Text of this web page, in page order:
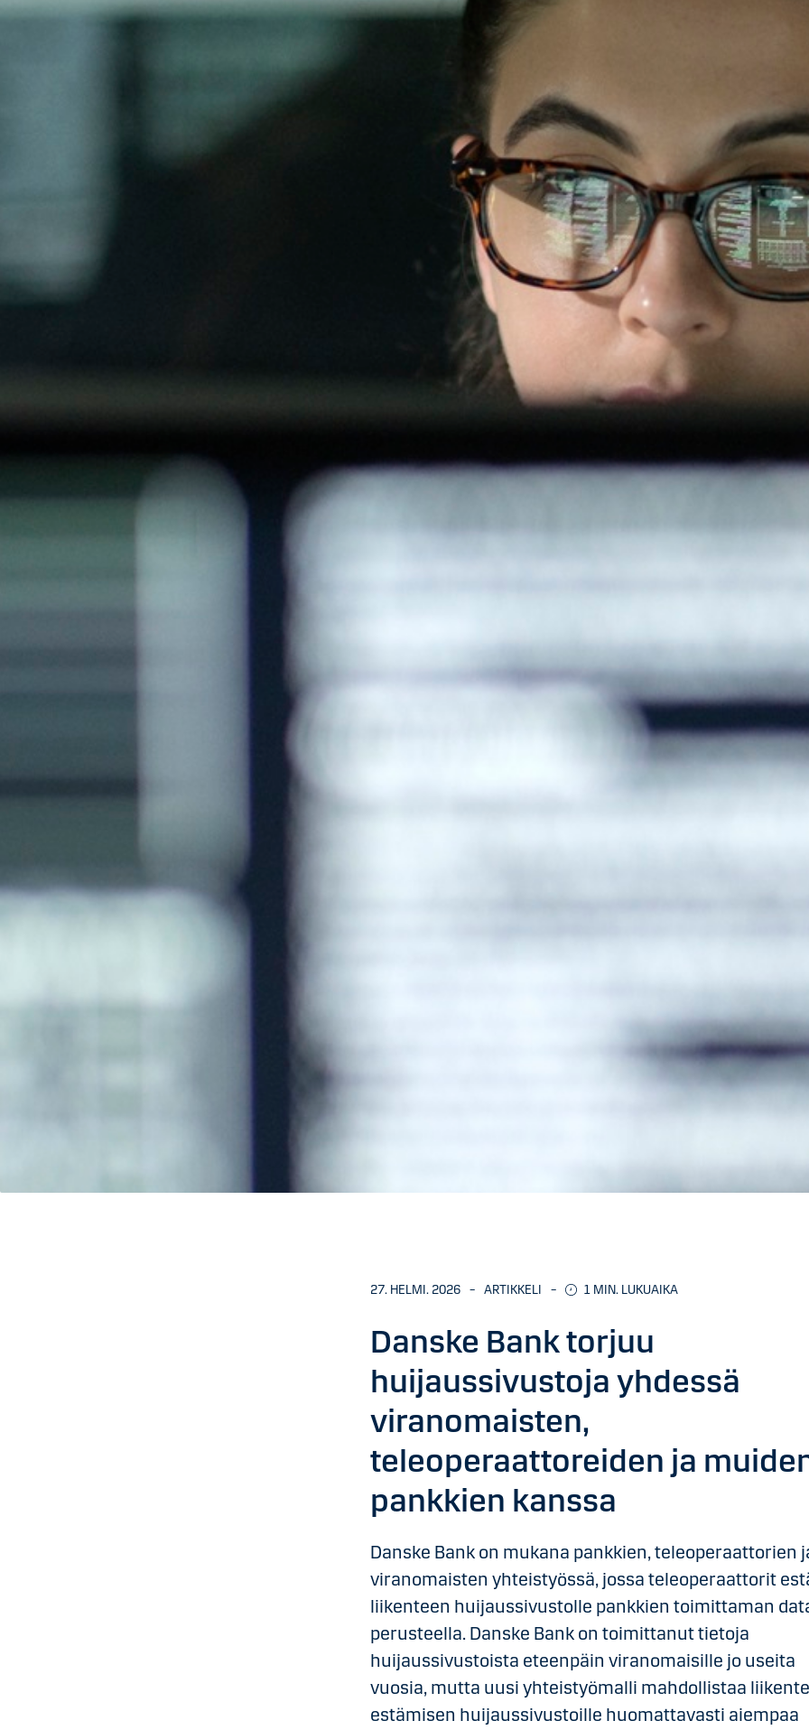
27. HELMI. 2026 – ARTIKKELI – 1 MIN. LUKUAIKA
Danske Bank torjuu
huijaussivustoja yhdessä
viranomaisten,
teleoperaattoreiden ja
pankkien kanssa
Danske Bank on mukana pankkien, teleoperaattorien
viranomaisten yhteistyössä, jossa teleoperaattorit
liikenteen huijaussivustolle pankkien toimittaman
perusteella. Danske Bank on toimittanut tietoja
huijaussivustoista eteenpäin viranomaisille jo useita
vuosia, mutta uusi yhteistyömalli mahdollistaa
estämisen huijaussivustoille huomattavasti aiempaa